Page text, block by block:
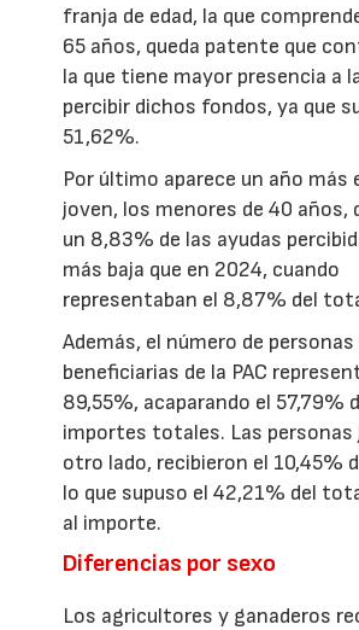
franja de edad, la que
65 años, queda patente que
la que tiene mayor presencia a
percibir dichos fondos, ya que
51,62%.
Por último aparece un año más
joven, los menores de 40 años,
un 8,83% de las ayudas
más baja que en 2024, cuando
representaban el 8,87% del
Además, el número de
beneficiarias de la PAC
89,55%, acaparando el 57,79%
importes totales. Las personas
otro lado, recibieron el 10,45%
lo que supuso el 42,21% del
al importe.
Diferencias por sexo
Los agricultores y ganaderos